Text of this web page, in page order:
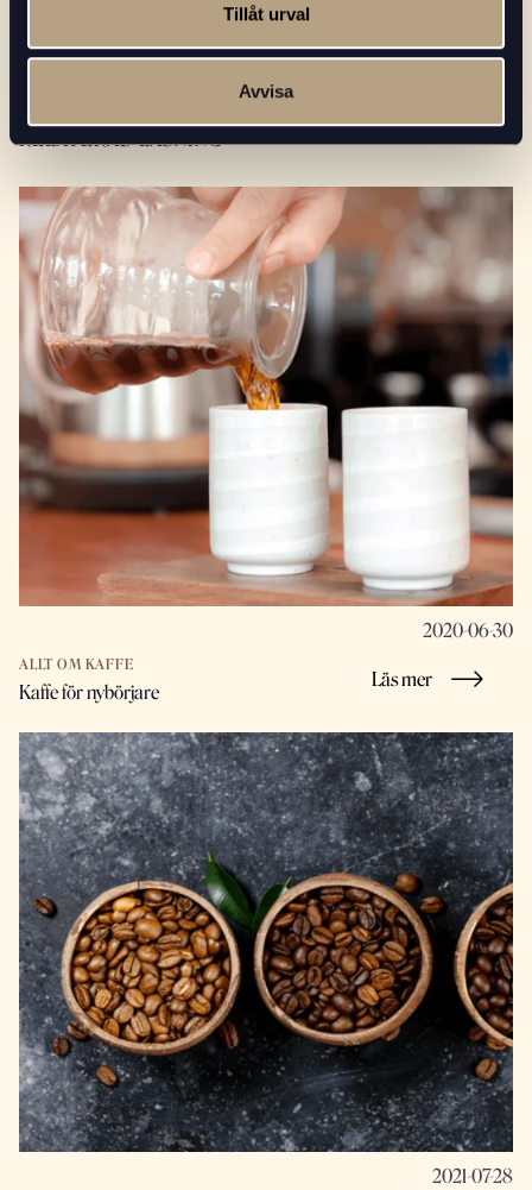
Tillåt urval
Avvisa
RELATERAD LÄSNING
2020-06-30
ALLT OM KAFFE
Kaffe för nybörjare
Läs mer
2021-07-28